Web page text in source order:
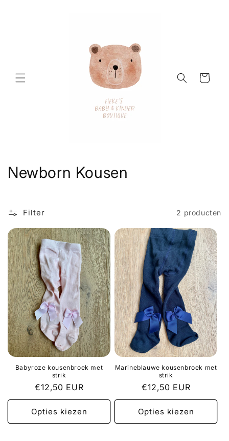
Winkelwagen
C
l
l
e
c
t
i
e
:
Newborn Kousen
Filter 2 producten
Babyroze kousenbroek met
strik
Normale
prijs
€12,50 EUR
Opties kiezen
Marineblauwe kousenbroek met
strik
Normale
prijs
€12,50 EUR
Opties kiezen